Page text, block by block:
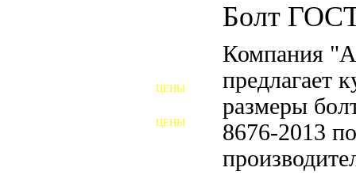
Болт
Компания
предлагает
размеры
8676-2013
ЦЕНЫ
ЦЕНЫ
ШАЙБЫ ФУНДАМЕНТНЫЕ